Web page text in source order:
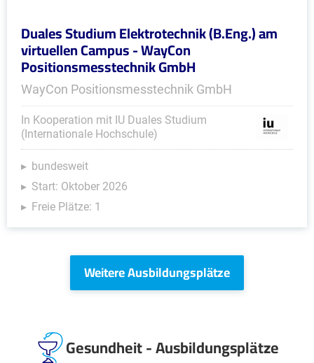
Duales Studium Elektrotechnik (B.Eng.) am
virtuellen Campus - WayCon
Positionsmesstechnik GmbH
WayCon Positionsmesstechnik GmbH
In Kooperation mit IU Duales Studium
(Internationale Hochschule)
bundesweit
Start: Oktober 2026
Freie Plätze: 1
Weitere Ausbildungsplätze
Gesundheit - Ausbildungsplätze